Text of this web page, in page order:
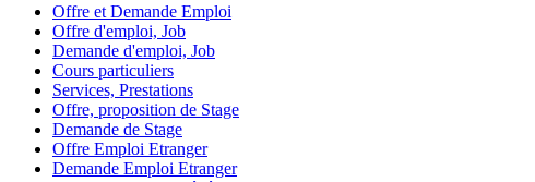
Offre et Demande Emploi
Offre d'emploi, Job
Demande d'emploi, Job
Cours particuliers
Services, Prestations
Offre, proposition de Stage
Demande de Stage
Offre Emploi Etranger
Demande Emploi Etranger